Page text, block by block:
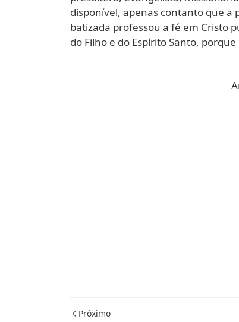
disponível, apenas contanto que a
batizada professou a fé em Cristo
do Filho e do Espírito Santo,
Próximo